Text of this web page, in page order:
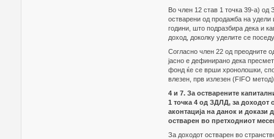
Во член 12 став 1 точка 39-а) од
остварени од продажба на удели
години, што подразбира дека и
доход, доколку уделите се
Согласно член 22 од преодните
јасно е дефинирано дека
фонд ќе се врши хронолошки,
влезен, прв излезен (FIFO метод)
4 и 7. За остварените
1 точка 4 од ЗДЛД, за доходот
аконтација на данок и докази
остварен во претходниот
За доходот остварен во